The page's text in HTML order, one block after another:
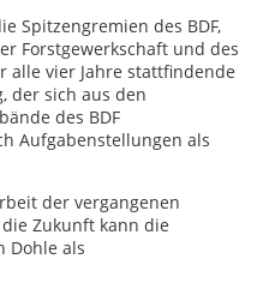
Spitzengremien des BDF,
Forstgewerkschaft und des
alle vier Jahre stattfindende
der sich aus den
des BDF
Aufgabenstellungen als
der vergangenen
Zukunft kann die
Dohle als